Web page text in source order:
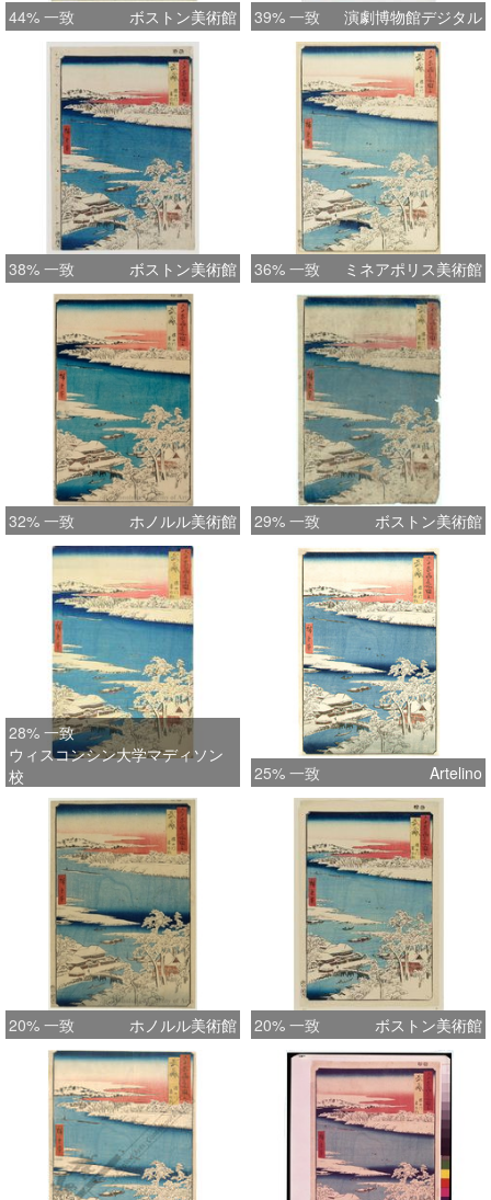
44% 一致 ボストン美術館 39% 一致 演劇博物館デジタル
38% 一致 ボストン美術館 36% 一致 ミネアポリス美術館
32% 一致 ホノルル美術館 29% 一致 ボストン美術館
28% 一致
ウィスコンシン大学マディソン
校
25% 一致 Artelino
20% 一致 ホノルル美術館 20% 一致 ボストン美術館